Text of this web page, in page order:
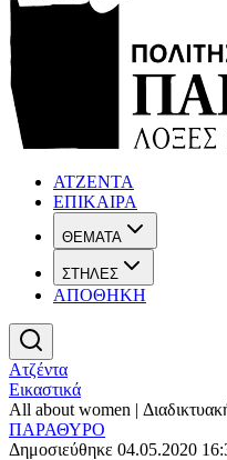
ΑΤΖΕΝΤΑ
ΕΠΙΚΑΙΡΑ
ΘΕΜΑΤΑ
ΣΤΗΛΕΣ
ΑΠΟΘΗΚΗ
Ατζέντα
Εικαστικά
All about women |
ΠΑΡΑΘΥΡΟ
Δημοσιεύθηκε 04.05.2020